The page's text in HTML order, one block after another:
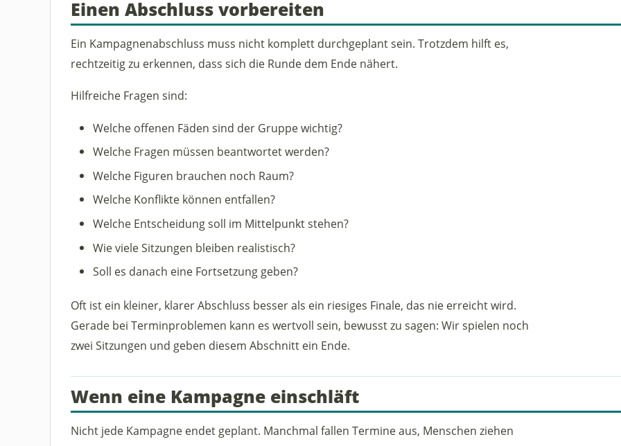
Einen Abschluss vorbereiten
Ein Kampagnenabschluss muss nicht komplett durchgeplant sein. Trotzdem hilft es,
rechtzeitig zu erkennen, dass sich die Runde dem Ende nähert.
Hilfreiche Fragen sind:
Welche offenen Fäden sind der Gruppe wichtig?
Welche Fragen müssen beantwortet werden?
Welche Figuren brauchen noch Raum?
Welche Konflikte können entfallen?
Welche Entscheidung soll im Mittelpunkt stehen?
Wie viele Sitzungen bleiben realistisch?
Soll es danach eine Fortsetzung geben?
Oft ist ein kleiner, klarer Abschluss besser als ein riesiges Finale, das nie erreicht wird.
Gerade bei Terminproblemen kann es wertvoll sein, bewusst zu sagen: Wir spielen noch
zwei Sitzungen und geben diesem Abschnitt ein Ende.
Wenn eine Kampagne einschläft
Nicht jede Kampagne endet geplant. Manchmal fallen Termine aus, Menschen ziehen